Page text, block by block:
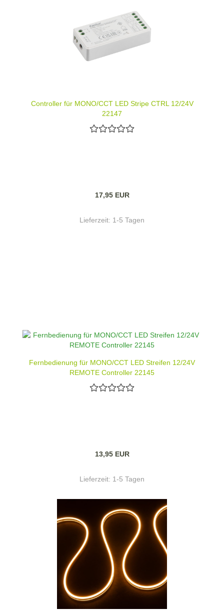
Controller für MONO/CCT LED Stripe CTRL 12/24V
22147
17,95 EUR
Lieferzeit: 1-5 Tagen
Fernbedienung für MONO/CCT LED Streifen 12/24V
REMOTE Controller 22145
13,95 EUR
Lieferzeit: 1-5 Tagen